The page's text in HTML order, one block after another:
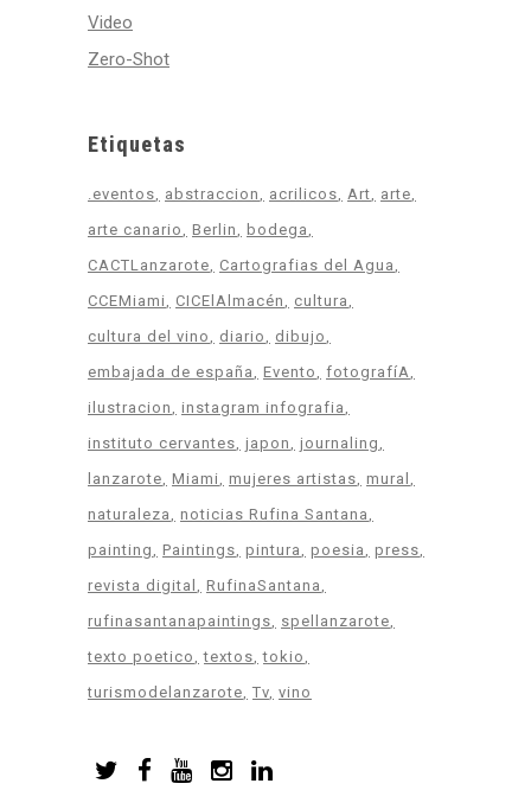
Video
Zero-Shot
Etiquetas
.eventos abstraccion acrilicos Art
arte
arte canario
Berlin
bodega
CACTLanzarote
Cartografias del Agua
CCEMiami
CICElAlmacén
cultura
cultura del vino
diario
dibujo
embajada de españa
Evento
fotografíA
ilustracion
instagram infografia
instituto cervantes japon
journaling
lanzarote Miami mujeres artistas mural
naturaleza
noticias Rufina Santana
painting
Paintings pintura poesia
press
revista digital
RufinaSantana
rufinasantanapaintings
spellanzarote
texto poetico
textos tokio
turismodelanzarote Tv vino